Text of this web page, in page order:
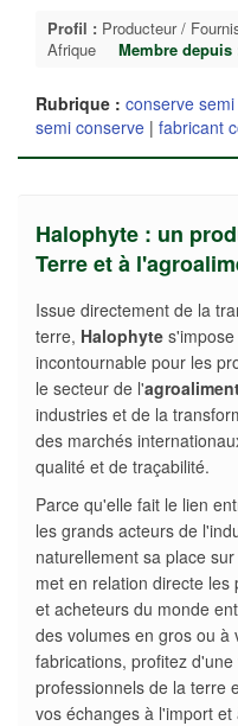
Profil : Producteur /
Afrique
Membre depuis
Rubrique : conserve
semi conserve | fabricant
Halophyte : un
Terre et à
Issue directement de la
terre, Halophyte
incontournable pour les
le secteur de l'
industries et de la
des marchés
qualité et de traçabilité.
Parce qu'elle fait le lien
les grands acteurs de
naturellement sa place sur
met en relation directe
et acheteurs du monde
des volumes en gros ou à
fabrications, profitez
professionnels de la terre
vos échanges à l'import et